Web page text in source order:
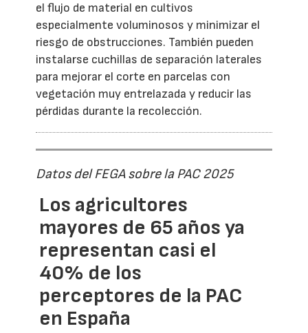
el flujo de material en cultivos
especialmente voluminosos y minimizar el
riesgo de obstrucciones. También pueden
instalarse cuchillas de separación laterales
para mejorar el corte en parcelas con
vegetación muy entrelazada y reducir las
pérdidas durante la recolección.
Datos del FEGA sobre la PAC 2025
Los agricultores
mayores de 65 años ya
representan casi el
40% de los
perceptores de la PAC
en España